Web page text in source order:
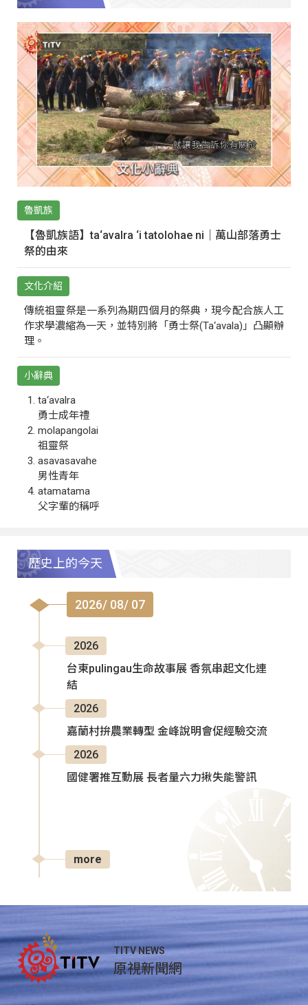
魯凱族
【魯凱族語】ta‘avalra ‘i tatolohae ni｜萬山部落勇士
祭的由來
文化介紹
傳統祖靈祭是一系列為期四個月的祭典，現今配合族人工
作求學濃縮為一天，並特別將「勇士祭(Ta‘avala)」凸顯辦
理。
小辭典
ta‘avalra
勇士成年禮
molapangolai
祖靈祭
asavasavahe
男性青年
atamatama
父字輩的稱呼
歷史上的今天
2026/ 08/ 07
2026
台東pulingau生命故事展 香氛串起文化連
結
2026
嘉蘭村拚農業轉型 金峰說明會促經驗交流
2026
國健署推互動展 長者量六力揪失能警訊
more
TITV NEWS
原視新聞網